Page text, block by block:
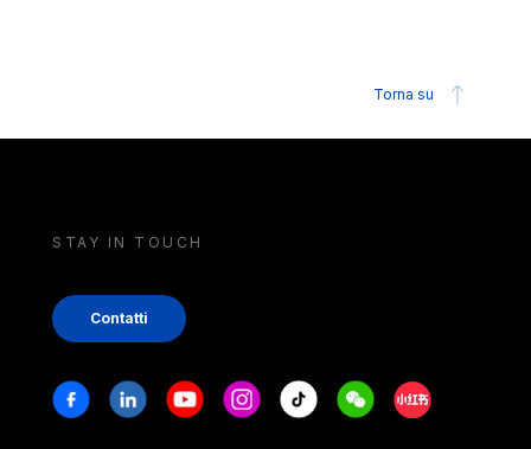
Torna su
STAY IN TOUCH
Contatti
Stay in touch
FacebookLinkedinYoutubeInstagram
Tiktok WeechatXiaohongshu/